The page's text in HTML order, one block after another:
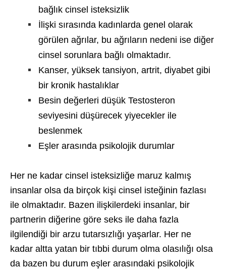
bağlık cinsel isteksizlik
İlişki sırasında kadınlarda genel olarak
görülen ağrılar, bu ağrıların nedeni ise diğer
cinsel sorunlara bağlı olmaktadır.
Kanser, yüksek tansiyon, artrit, diyabet gibi
bir kronik hastalıklar
Besin değerleri düşük Testosteron
seviyesini düşürecek yiyecekler ile
beslenmek
Eşler arasında psikolojik durumlar
Her ne kadar cinsel isteksizliğe maruz kalmış
insanlar olsa da birçok kişi cinsel isteğinin fazlası
ile olmaktadır. Bazen ilişkilerdeki insanlar, bir
partnerin diğerine göre seks ile daha fazla
ilgilendiği bir arzu tutarsızlığı yaşarlar. Her ne
kadar altta yatan bir tıbbi durum olma olasılığı olsa
da bazen bu durum eşler arasındaki psikolojik